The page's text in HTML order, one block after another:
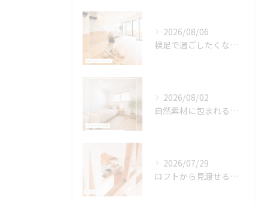
2026/08/06
裸足で過ごしたくなる、木のぬくもりを感じる床🌿
2026/08/02
自然素材に包まれる、心地よい寝室🌿
2026/07/29
ロフトから見渡せる、開放的なキッチン🌿